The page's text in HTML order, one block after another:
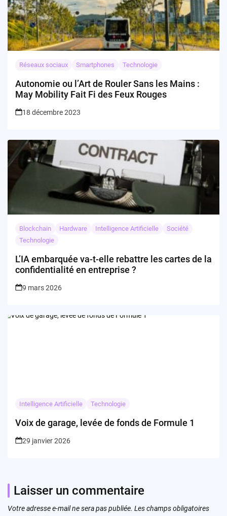
Réseaux sociaux Smartphones Technologie
Autonomie ou l’Art de Rouler Sans les Mains :
May Mobility Fait Fi des Feux Rouges
18 décembre 2023
Blockchain Hardware Intelligence Artificielle
Société
Technologie
L’IA embarquée va-t-elle rebattre les cartes de la
confidentialité en entreprise ?
9 mars 2026
Intelligence Artificielle Technologie
Voix de garage, levée de fonds de Formule 1
29 janvier 2026
Laisser un commentaire
Votre adresse e-mail ne sera pas publiée. Les champs obligatoires